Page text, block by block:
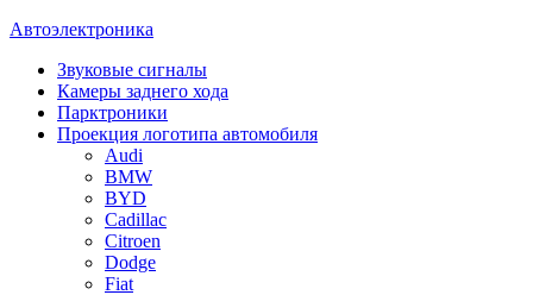
Автоэлектроника
Звуковые сигналы
Камеры заднего хода
Парктроники
Проекция логотипа автомобиля
Audi
BMW
BYD
Cadillac
Citroen
Dodge
Fiat